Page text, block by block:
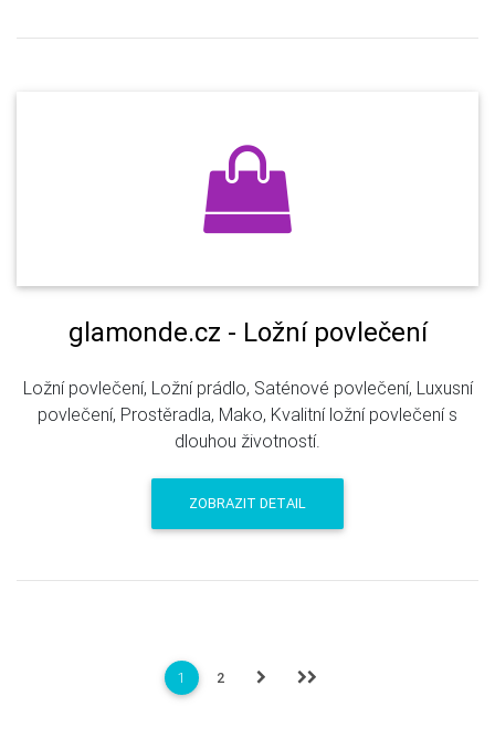
glamonde.cz - Ložní povlečení
Ložní povlečení, Ložní prádlo, Saténové povlečení, Luxusní
povlečení, Prostěradla, Mako, Kvalitní ložní povlečení s
dlouhou životností.
ZOBRAZIT DETAIL
1 2